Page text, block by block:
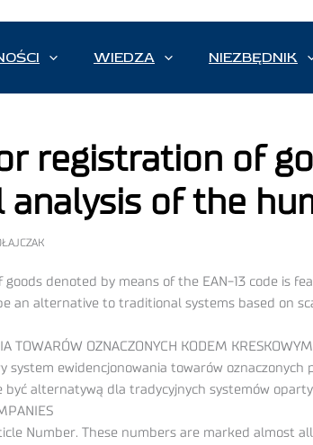
WIEDZA NIEZBĘDNIK
registration of
of the
denoted by means of the EAN-13 code is
an alternative to traditional systems based on
TOWARÓW OZNACZONYCH KODEM
ewidencjonowania towarów oznaczonych
alternatywą dla tradycyjnych systemów
Number. These numbers are marked almost